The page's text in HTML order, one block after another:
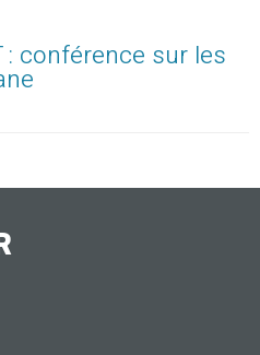
: conférence sur les